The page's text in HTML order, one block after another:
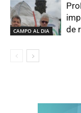
CAMPO AL DIA
de